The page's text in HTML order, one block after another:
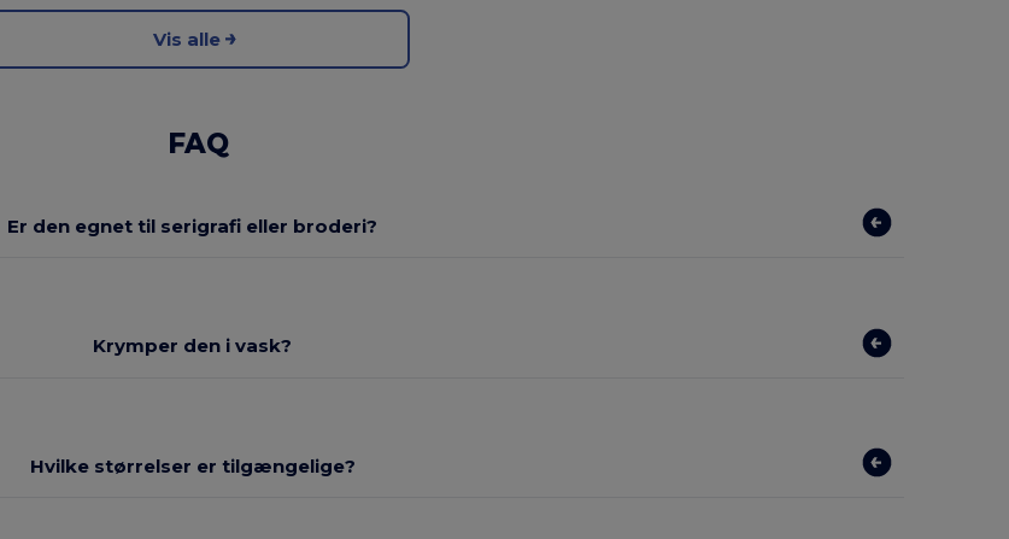
Vis alle
FAQ
Er den egnet til serigrafi eller broderi?
Krymper den i vask?
Hvilke størrelser er tilgængelige?